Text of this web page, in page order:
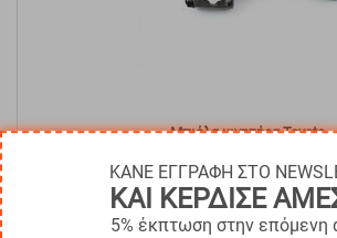
Μπιέλα κινητήρα Toyota
TOY-2019422
διαθέσιμο
ΚΑΝΕ ΕΓΓΡΑΦΗ ΣΤΟ
ΚΑΙ ΚΕΡΔΙΣΕ
5% έκπτωση στην επόμενη